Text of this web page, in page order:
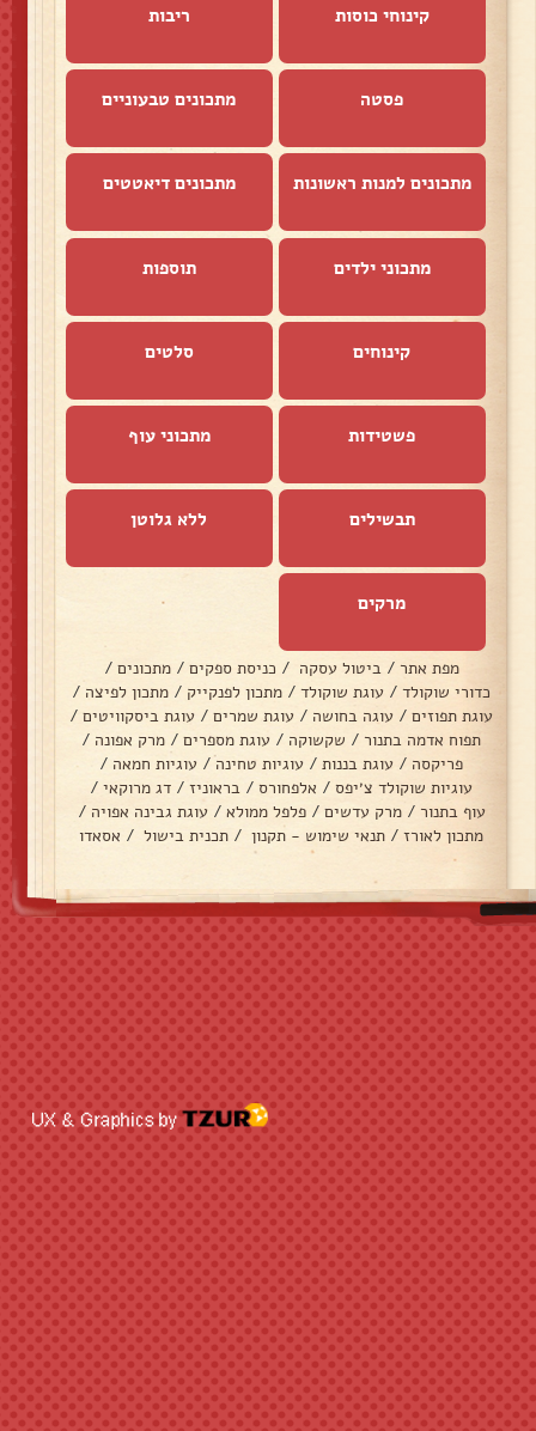
קינוחי כוסות ריבות
פסטה מתכונים טבעוניים
מתכונים למנות ראשונות מתכונים דיאטטים
מתכוני ילדים תוספות
קינוחים סלטים
פשטידות מתכוני עוף
תבשילים ללא גלוטן
מרקים
מפת אתר / ביטול עסקה / כניסת ספקים / מתכונים /
כדורי שוקולד / עוגת שוקולד / מתכון לפנקייק / מתכון לפיצה /
עוגת תפוזים / עוגה בחושה / עוגת שמרים / עוגת ביסקוויטים /
תפוח אדמה בתנור / שקשוקה / עוגת מספרים / מרק אפונה /
פריקסה / עוגת בננות / עוגיות טחינה / עוגיות חמאה /
עוגיות שוקולד צ׳יפס / אלפחורס / בראוניז / דג מרוקאי /
עוף בתנור / מרק עדשים / פלפל ממולא / עוגת גבינה אפויה /
מתכון לאורז / תנאי שימוש - תקנון / תכנית בישול / אסאדו